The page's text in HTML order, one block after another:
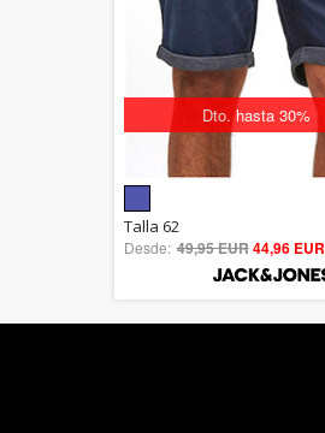
Dto. hasta 30%
out of 5
Talla 62
Desde: 49,95 EUR44,96 EUR